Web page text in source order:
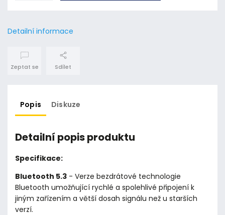
Detailní informace
Zeptat se Sdílet
Popis Diskuze
Detailní popis produktu
Specifikace:
Bluetooth 5.3 - Verze bezdrátové technologie
Bluetooth umožňující rychlé a spolehlivé připojení k
jiným zařízením a větší dosah signálu než u starších
verzí.